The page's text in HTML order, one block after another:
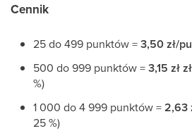
Cennik
25 do 499 punktów =3,50 zł/
500 do 999 punktów =3,15 zł
%)
1 000 do 4 999 punktów =2,63
25 %)